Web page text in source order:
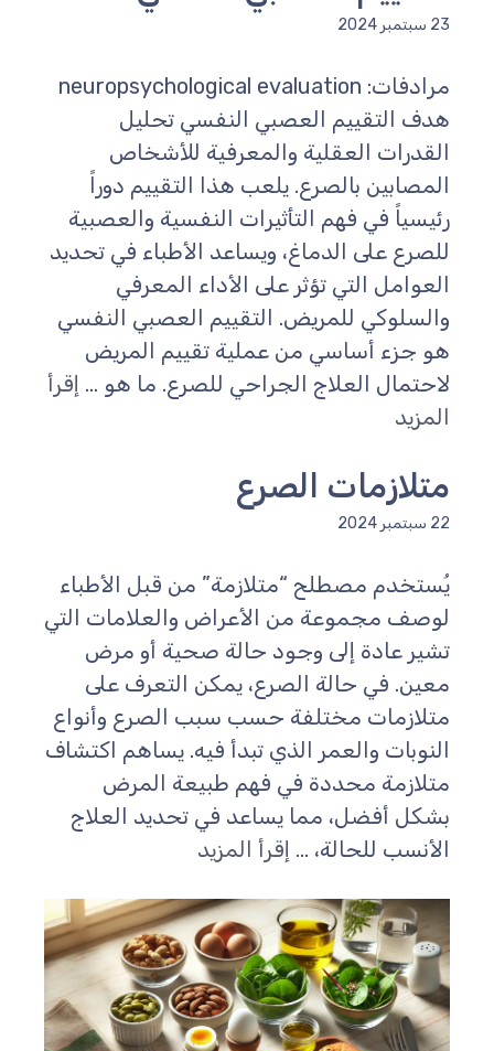
مرادفات: neuropsychological evaluation
التقييم العصبي النفسي تحليل
العقلية والمعرفية للأشخاص
بالصرع. يلعب هذا التقييم دوراً
في فهم التأثيرات النفسية والعصبية
على الدماغ، ويساعد الأطباء في تحديد
التي تؤثر على الأداء المعرفي
للمريض. التقييم العصبي النفسي
جزء أساسي من عملية تقييم المريض
العلاج الجراحي للصرع. ما هو ...إقرأ
الصرع
مصطلح “متلازمة” من قبل الأطباء
مجموعة من الأعراض والعلامات التي
عادة إلى وجود حالة صحية أو مرض
في حالة الصرع، يمكن التعرف على
مختلفة حسب سبب الصرع وأنواع
والعمر الذي تبدأ فيه. يساهم اكتشاف
محددة في فهم طبيعة المرض
أفضل، مما يساعد في تحديد العلاج
للحالة، ...إقرأ المزيد